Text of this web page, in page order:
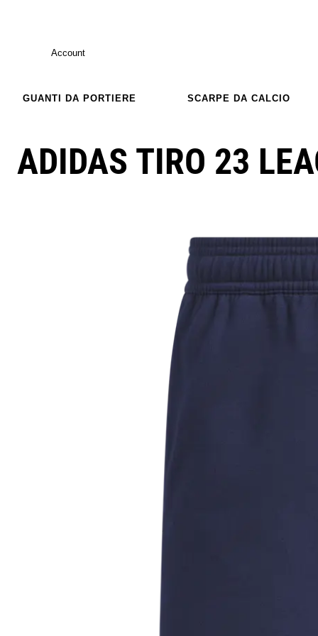
Account
GUANTI DA PORTIERE SCARPE DA CALCIO
ADIDAS TIRO 23